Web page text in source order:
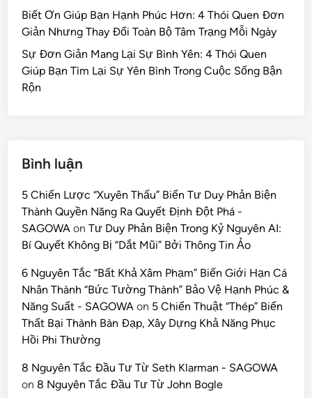
Biết Ơn Giúp Bạn Hạnh Phúc Hơn: 4 Thói Quen Đơn
Giản Nhưng Thay Đổi Toàn Bộ Tâm Trạng Mỗi Ngày
Sự Đơn Giản Mang Lại Sự Bình Yên: 4 Thói Quen
Giúp Bạn Tìm Lại Sự Yên Bình Trong Cuộc Sống Bận
Rộn
Bình luận
5 Chiến Lược “Xuyên Thấu” Biến Tư Duy Phản Biện
Thành Quyền Năng Ra Quyết Định Đột Phá -
SAGOWA onTư Duy Phản Biện Trong Kỷ Nguyên AI:
Bí Quyết Không Bị “Dắt Mũi” Bởi Thông Tin Ảo
6 Nguyên Tắc “Bất Khả Xâm Phạm” Biến Giới Hạn Cá
Nhân Thành “Bức Tường Thành” Bảo Vệ Hạnh Phúc &
Năng Suất - SAGOWA on 5 Chiến Thuật “Thép” Biến
Thất Bại Thành Bàn Đạp, Xây Dựng Khả Năng Phục
Hồi Phi Thường
8 Nguyên Tắc Đầu Tư Từ Seth Klarman - SAGOWA
on 8 Nguyên Tắc Đầu Tư Từ John Bogle